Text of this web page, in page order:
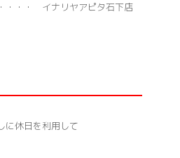
・・・ イナリヤアピタ石下店
に休日を利用して